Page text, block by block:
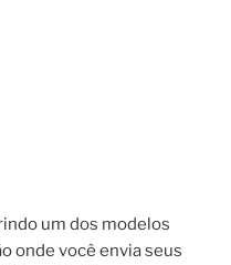
um dos modelos
onde você envia seus